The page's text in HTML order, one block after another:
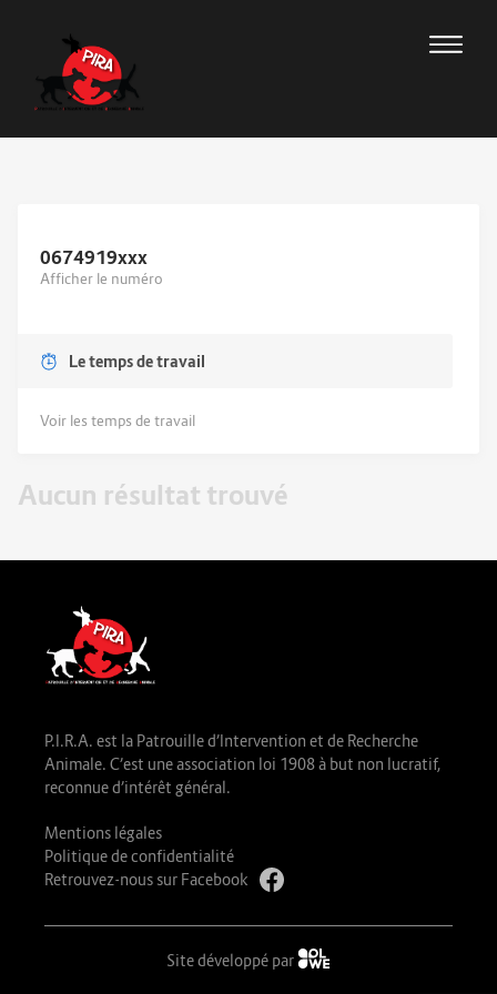
0674919xxx
Afficher le numéro
Le temps de travail
Voir les temps de travail
Aucun résultat trouvé
P.I.R.A. est la Patrouille d’Intervention et de Recherche
Animale. C’est une association loi 1908 à but non lucratif,
reconnue d’intérêt général.
Mentions légales
Politique de confidentialité
Retrouvez-nous sur Facebook
Site développé par